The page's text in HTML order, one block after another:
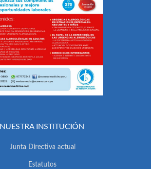
NUESTRA INSTITUCIÓN
Junta Directiva actual
Estatutos